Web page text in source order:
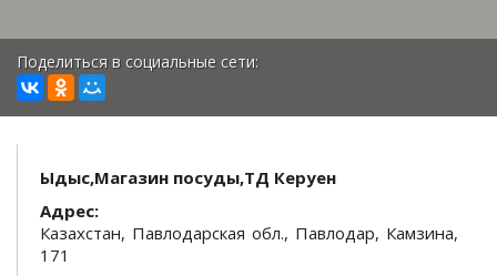
Поделиться в социальные сети:
Ыдыс,Магазин посуды,ТД Керуен
Адрес:
Казахстан, Павлодарская обл., Павлодар, Камзина,
171